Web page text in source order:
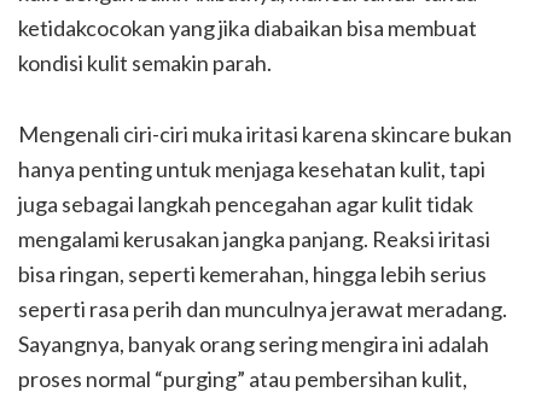
ketidakcocokan yang jika diabaikan bisa membuat
kondisi kulit semakin parah.
Mengenali ciri-ciri muka iritasi karena skincare bukan
hanya penting untuk menjaga kesehatan kulit, tapi
juga sebagai langkah pencegahan agar kulit tidak
mengalami kerusakan jangka panjang. Reaksi iritasi
bisa ringan, seperti kemerahan, hingga lebih serius
seperti rasa perih dan munculnya jerawat meradang.
Sayangnya, banyak orang sering mengira ini adalah
proses normal “purging” atau pembersihan kulit,